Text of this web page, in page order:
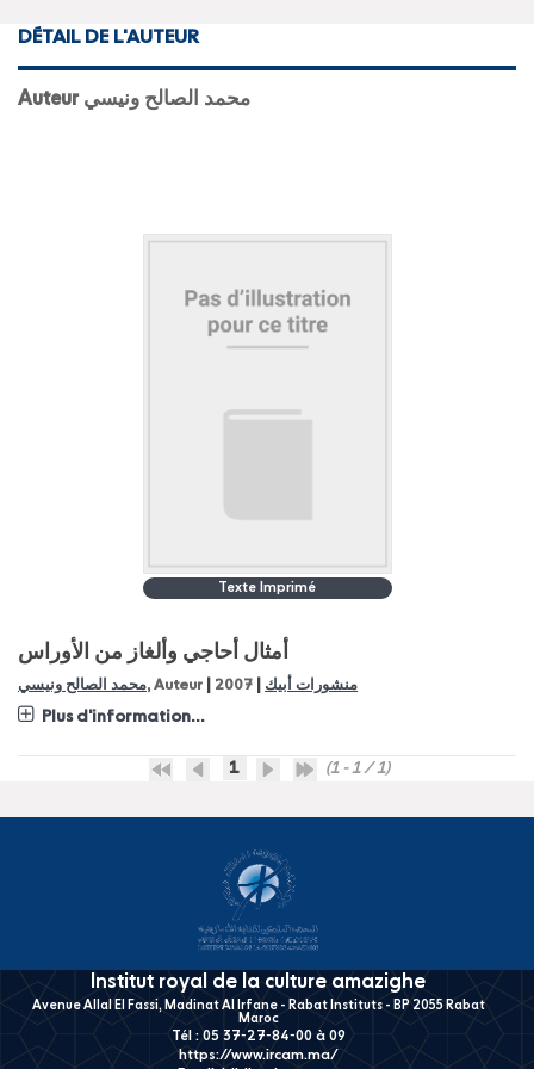
DÉTAIL DE L'AUTEUR
Auteur محمد الصالح ونيسي
Texte Imprimé
أمثال أحاجي وألغاز من الأوراس
محمد الصالح ونيسي, Auteur منشورات أبيك 2007
Plus d'information...
1 (1 - 1 / 1)
Institut royal de la culture amazighe
Avenue Allal El Fassi, Madinat Al Irfane - Rabat Instituts - BP 2055 Rabat
Maroc
Tél : 05 37-27-84-00 à 09
https://www.ircam.ma/